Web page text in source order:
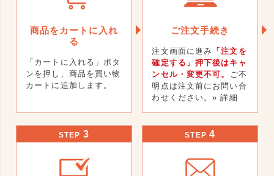
商品をカートに入れ
る
「カートに入れる」ボタ
ンを押し、商品を買い物
カートに追加します。
ご注文手続き
注文画面に進み 「注文を
確定する」押下後はキャ
ンセル・変更不可。
ご不
明点は注文前にお問い合
わせください。» 詳細
STEP 3 STEP 4